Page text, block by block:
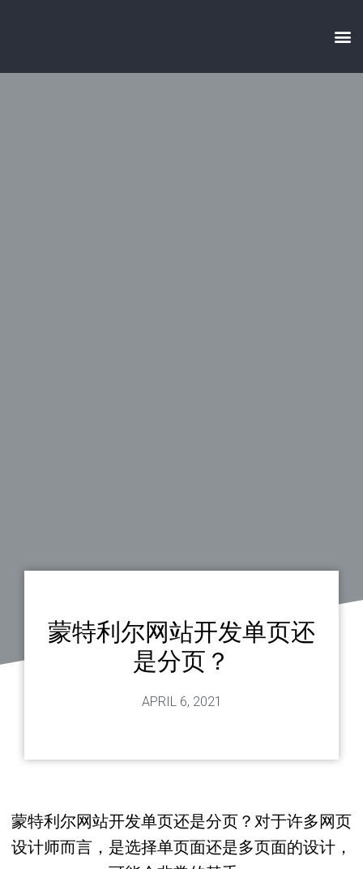
蒙特利尔网站开发单页还
是分页？
APRIL 6, 2021
蒙特利尔网站开发单页还是分页？对于许多网页
设计师而言，是选择单页面还是多页面的设计，